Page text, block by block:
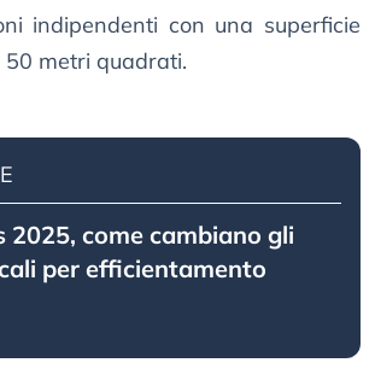
indipendenti con una superficie
50 metri quadrati.
2025, come cambiano gli
per efficientamento